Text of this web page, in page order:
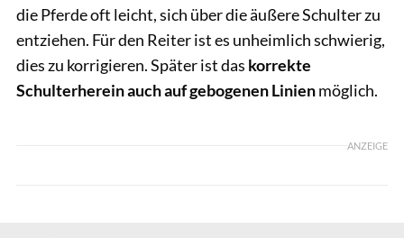
die Pferde oft leicht, sich über die äußere Schulter zu
entziehen. Für den Reiter ist es unheimlich schwierig,
dies zu korrigieren. Später ist das korrekte
Schulterherein auch auf gebogenen Linienmöglich.
ANZEIGE